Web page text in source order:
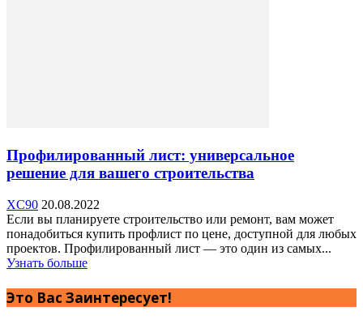
Профилированный лист: универсальное
решение для вашего строительства
XC90 20.08.2022
Если вы планируете строительство или ремонт, вам может
понадобиться купить профлист по цене, доступной для любых
проектов. Профилированный лист — это один из самых...
Узнать больше
Это Вас Заинтересует!